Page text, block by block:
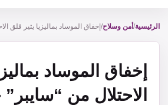
الناشر
الرئيسية/ أمن وسلاح/ إخفاق الموساد بماليزيا يثير قلق
إخفاق الموساد
الاحتلال من